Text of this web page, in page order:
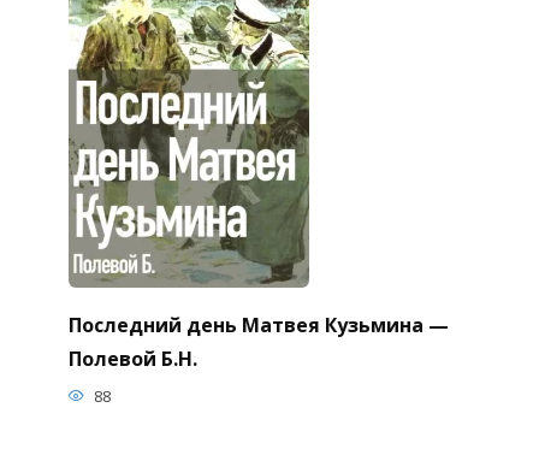
Последний день Матвея Кузьмина —
Полевой Б.Н.
88